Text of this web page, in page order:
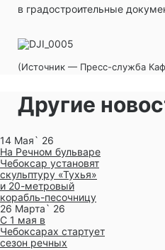
в градостроительные
(Источник — Пресс-служба
Другие
14 Мая` 26
На Речном бульваре
Чебоксар установят
скульптуру «Тухья»
и 20-метровый
корабль-песочницу
26 Марта` 26
С 1 мая в
Чебоксарах стартует
сезон речных